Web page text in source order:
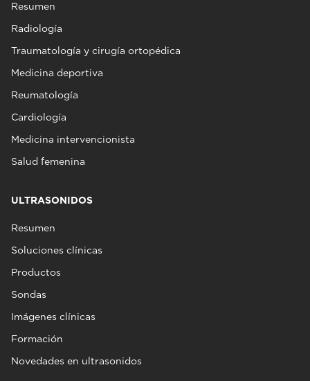
Resumen
Radiología
Traumatología y cirugía ortopédica
Medicina deportiva
Reumatología
Cardiología
Medicina intervencionista
Salud femenina
ULTRASONIDOS
Resumen
Soluciones clínicas
Productos
Sondas
Imágenes clínicas
Formación
Novedades en ultrasonidos